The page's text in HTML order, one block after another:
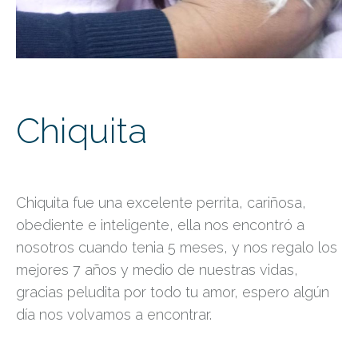
Chiquita
Chiquita fue una excelente perrita, cariñosa,
obediente e inteligente, ella nos encontró a
nosotros cuando tenia 5 meses, y nos regalo los
mejores 7 años y medio de nuestras vidas,
gracias peludita por todo tu amor, espero algún
día nos volvamos a encontrar.